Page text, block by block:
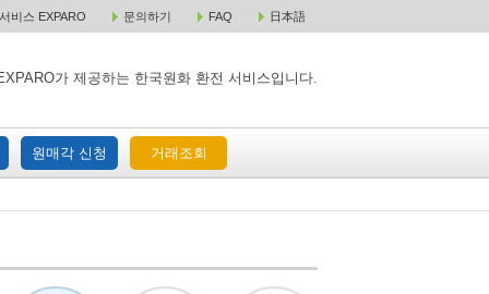
비스 EXPARO 문의하기 FAQ 日本語
가 제공하는 한국원화 환전 서비스입니다.
원매각 신청 거래조회
택배 주문 원매각 주문 거래조회